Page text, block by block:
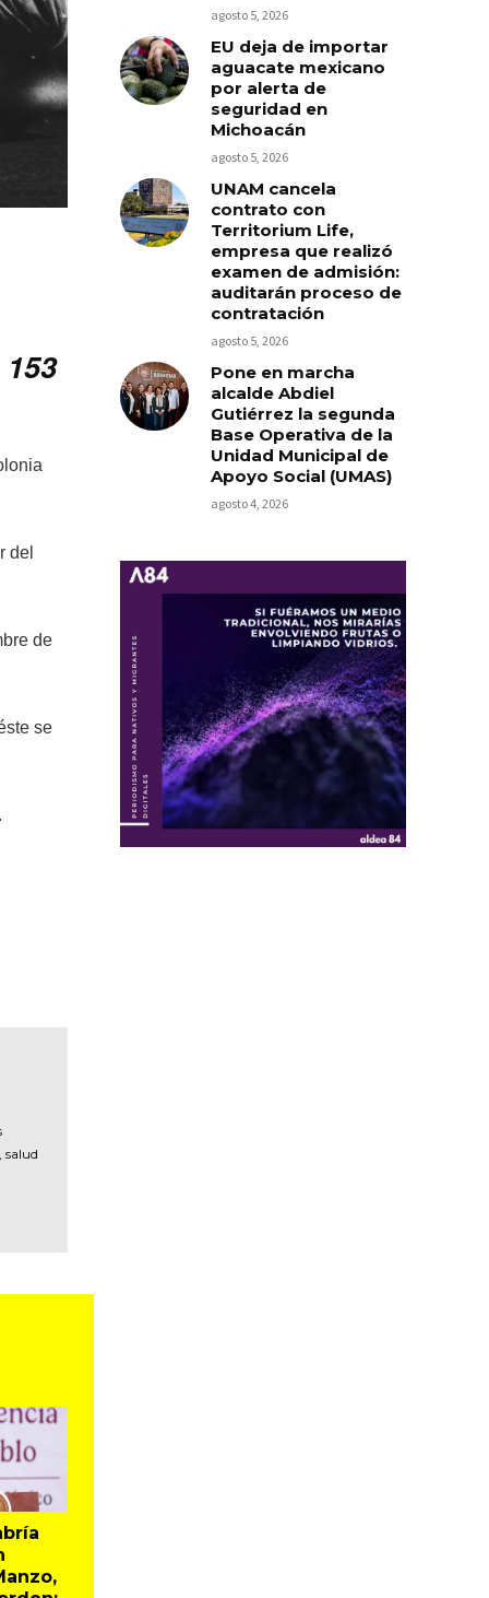
del
de
se
salud
agosto 5, 2026
EU deja de importar
aguacate mexicano
por alerta de
seguridad en
Michoacán
agosto 5, 2026
UNAM cancela
contrato con
Territorium Life,
empresa que realizó
examen de admisión:
auditarán proceso de
contratación
agosto 5, 2026
Pone en marcha
alcalde Abdiel
Gutiérrez la segunda
Base Operativa de la
Unidad Municipal de
Apoyo Social (UMAS)
agosto 4, 2026